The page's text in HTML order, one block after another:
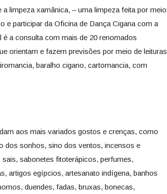
limpeza xamânica, – uma limpeza feita por meio
e participar da Oficina de Dança Cigana com a
a consulta com mais de 20 renomados
orientam e fazem previsões por meio de leituras
baralho cigano, cartomancia, com
aos mais variados gostos e crenças, como
dos sonhos, sino dos ventos, incensos e
sabonetes fitoterápicos, perfumes,
artigos egípcios, artesanato indígena, banhos
duendes, fadas, bruxas, bonecas,